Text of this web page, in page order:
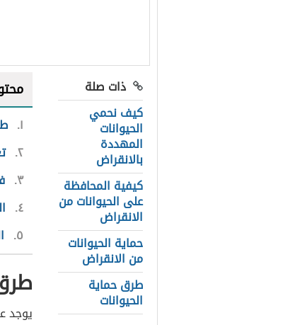
ذات صلة
كيف نحمي
الحيوانات
المهددة
بالانقراض
كيفية المحافظة
على الحيوانات من
الانقراض
حماية الحيوانات
من الانقراض
طرق حماية
الحيوانات
١
٢
٣
٤
٥
يوجد